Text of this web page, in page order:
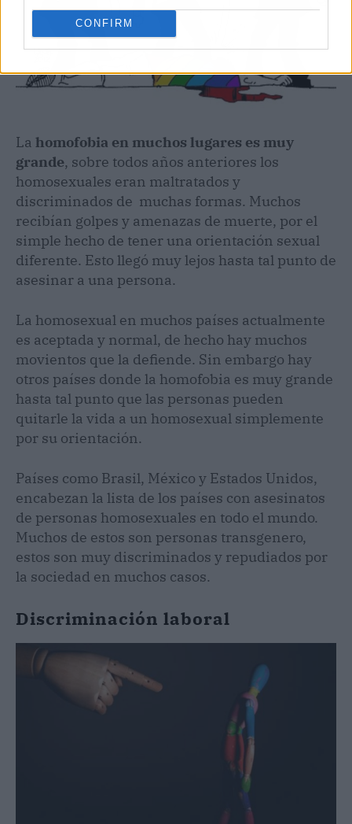
CONFIRM
La homofobia en muchos lugares es muy
grande, sobre todos años anteriores los
homosexuales eran maltratados y
discriminados de muchas formas. Muchos
recibían golpes y amenazas de muerte, por el
simple hecho de tener una orientación sexual
diferente. Esto llegó muy lejos hasta tal punto de
asesinar a una persona.
La homosexual en muchos países actualmente
es aceptada y normal, de hecho hay muchos
movientos que la defiende. Sin embargo hay
otros países donde la homofobia es muy grande
hasta tal punto que las personas pueden
quitarle la vida a un homosexual simplemente
por su orientación.
Países como Brasil, México y Estados Unidos,
encabezan la lista de los países con asesinatos
de personas homosexuales en todo el mundo.
Muchos de estos son personas transgenero,
estos son muy discriminados y repudiados por
la sociedad en muchos casos.
Discriminación laboral